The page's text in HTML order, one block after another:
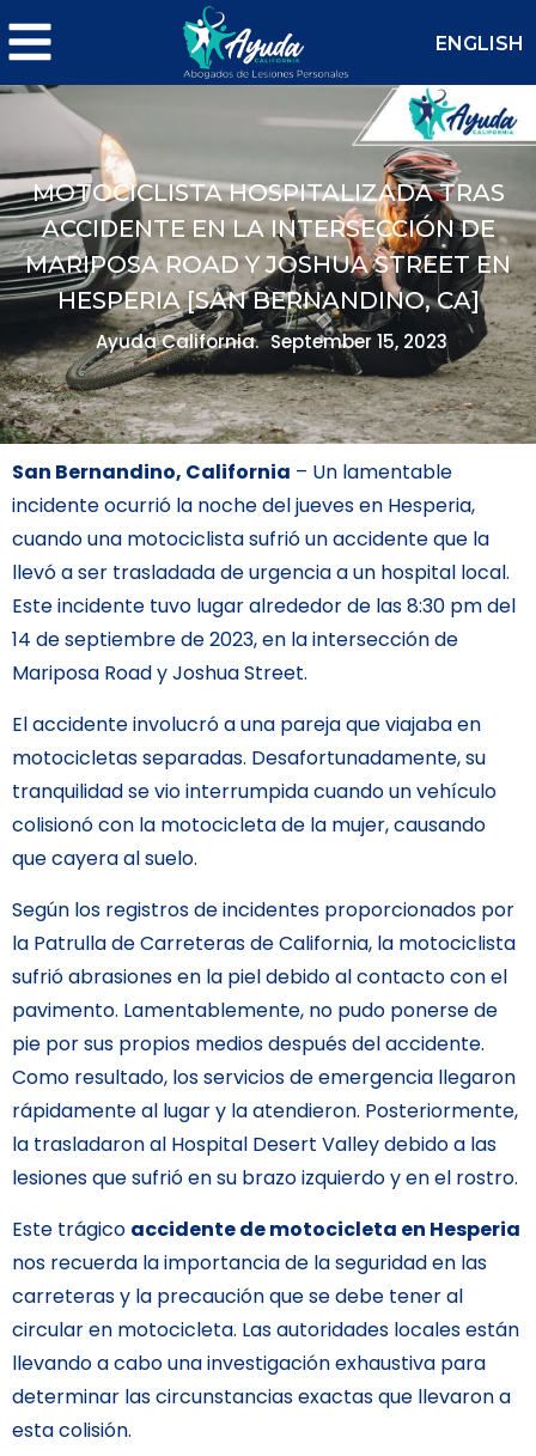
ENGLISH
MOTOCICLISTA HOSPITALIZADA TRAS
ACCIDENTE EN LA INTERSECCIÓN DE
MARIPOSA ROAD Y JOSHUA STREET EN
HESPERIA [SAN BERNANDINO, CA]
Ayuda California. September 15, 2023
San Bernandino, California – Un lamentable
incidente ocurrió la noche del jueves en Hesperia,
cuando una motociclista sufrió un accidente que la
llevó a ser trasladada de urgencia a un hospital local.
Este incidente tuvo lugar alrededor de las 8:30 pm del
14 de septiembre de 2023, en la intersección de
Mariposa Road y Joshua Street.
El accidente involucró a una pareja que viajaba en
motocicletas separadas. Desafortunadamente, su
tranquilidad se vio interrumpida cuando un vehículo
colisionó con la motocicleta de la mujer, causando
que cayera al suelo.
Según los registros de incidentes proporcionados por
la Patrulla de Carreteras de California, la motociclista
sufrió abrasiones en la piel debido al contacto con el
pavimento. Lamentablemente, no pudo ponerse de
pie por sus propios medios después del accidente.
Como resultado, los servicios de emergencia llegaron
rápidamente al lugar y la atendieron. Posteriormente,
la trasladaron al Hospital Desert Valley debido a las
lesiones que sufrió en su brazo izquierdo y en el rostro.
Este trágico accidente de motocicleta en Hesperia
nos recuerda la importancia de la seguridad en las
carreteras y la precaución que se debe tener al
circular en motocicleta. Las autoridades locales están
llevando a cabo una investigación exhaustiva para
determinar las circunstancias exactas que llevaron a
esta colisión.